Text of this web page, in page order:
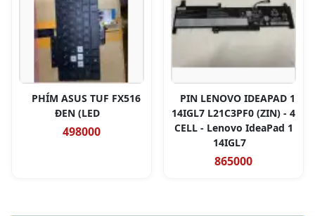
PHÍM ASUS TUF FX516
ĐEN (LED
498000
PIN LENOVO IDEAPAD 1
14IGL7 L21C3PF0 (ZIN) - 4
CELL - Lenovo IdeaPad 1
14IGL7
865000